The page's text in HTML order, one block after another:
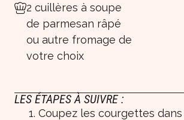
2 cuillères à soupe
de parmesan râpé
ou autre fromage de
votre choix
LES ÉTAPES À SUIVRE :
Coupez les courgettes dans